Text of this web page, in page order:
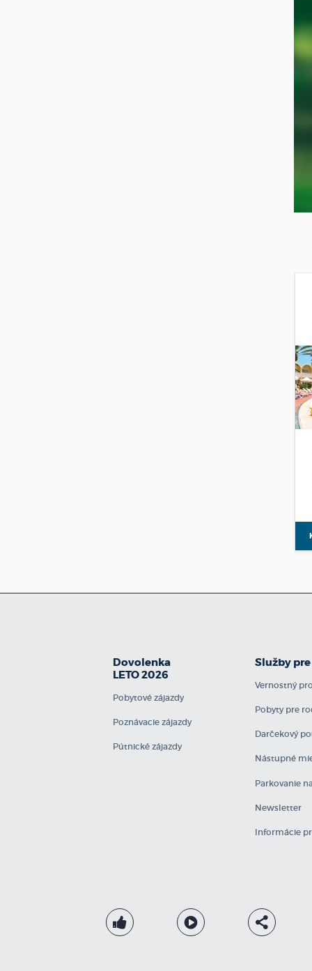
Dovolenka
LETO 2026
Pobytové zájazdy
Poznávacie zájazdy
Pútnické zájazdy
Služby
Vernostný
Pobyty pre
Darčekový
Nástupné
Parkovanie
Newsletter
Informácie